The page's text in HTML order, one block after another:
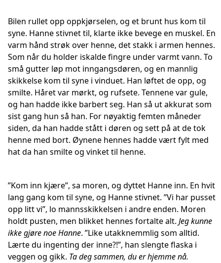
Bilen rullet opp oppkjørselen, og et brunt hus kom til
syne. Hanne stivnet til, klarte ikke bevege en muskel. En
varm hånd strøk over henne, det stakk i armen hennes.
Som når du holder iskalde fingre under varmt vann. To
små gutter løp mot inngangsdøren, og en mannlig
skikkelse kom til syne i vinduet. Han løftet de opp, og
smilte. Håret var mørkt, og rufsete. Tennene var gule,
og han hadde ikke barbert seg. Han så ut akkurat som
sist gang hun så han. For nøyaktig femten måneder
siden, da han hadde stått i døren og sett på at de tok
henne med bort. Øynene hennes hadde vært fylt med
hat da han smilte og vinket til henne.
”Kom inn kjære”, sa moren, og dyttet Hanne inn. En hvit
lang gang kom til syne, og Hanne stivnet. ”Vi har pusset
opp litt vi”, lo mannsskikkelsen i andre enden. Moren
holdt pusten, men blikket hennes fortalte alt. Jeg kunne
ikke gjøre noe Hanne. ”Like utakknemmlig som alltid.
Lærte du ingenting der inne?!”, han slengte flaska i
veggen og gikk. Ta deg sammen, du er hjemme nå.